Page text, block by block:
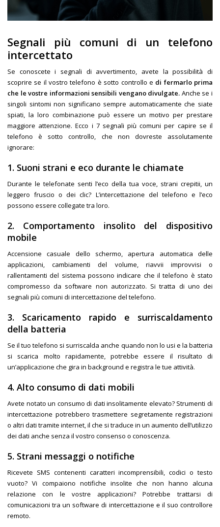
Segnali più comuni di un telefono
intercettato
Se conoscete i segnali di avvertimento, avete la possibilità di
scoprire se il vostro telefono è sotto controllo e di fermarlo prima
che le vostre informazioni sensibili vengano divulgate. Anche se i
singoli sintomi non significano sempre automaticamente che siate
spiati, la loro combinazione può essere un motivo per prestare
maggiore attenzione. Ecco i 7 segnali più comuni per capire se il
telefono è sotto controllo, che non dovreste assolutamente
ignorare:
1. Suoni strani e eco durante le chiamate
Durante le telefonate senti l’eco della tua voce, strani crepitii, un
leggero fruscio o dei clic? L’intercettazione del telefono e l’eco
possono essere collegate tra loro.
2. Comportamento insolito del dispositivo
mobile
Accensione casuale dello schermo, apertura automatica delle
applicazioni, cambiamenti del volume, riavvii improvvisi o
rallentamenti del sistema possono indicare che il telefono è stato
compromesso da software non autorizzato. Si tratta di uno dei
segnali più comuni di intercettazione del telefono.
3. Scaricamento rapido e surriscaldamento
della batteria
Se il tuo telefono si surriscalda anche quando non lo usi e la batteria
si scarica molto rapidamente, potrebbe essere il risultato di
un’applicazione che gira in background e registra le tue attività.
4. Alto consumo di dati mobili
Avete notato un consumo di dati insolitamente elevato? Strumenti di
intercettazione potrebbero trasmettere segretamente registrazioni
o altri dati tramite internet, il che si traduce in un aumento dell’utilizzo
dei dati anche senza il vostro consenso o conoscenza.
5. Strani messaggi o notifiche
Ricevete SMS contenenti caratteri incomprensibili, codici o testo
vuoto? Vi compaiono notifiche insolite che non hanno alcuna
relazione con le vostre applicazioni? Potrebbe trattarsi di
comunicazioni tra un software di intercettazione e il suo controllore
remoto.